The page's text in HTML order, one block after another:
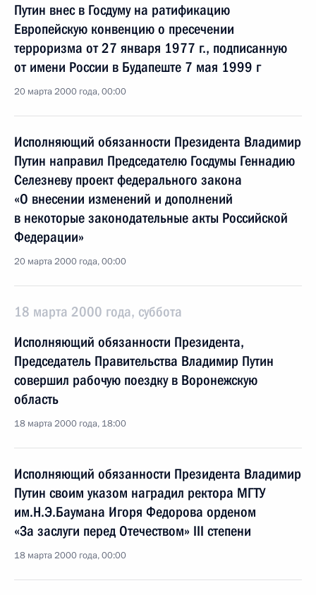
Путин внес в Госдуму на ратификацию
Европейскую конвенцию о пресечении
терроризма от 27 января 1977 г., подписанную
от имени России в Будапеште 7 мая 1999 г
20 марта 2000 года, 00:00
Исполняющий обязанности Президента Владимир
Путин направил Председателю Госдумы Геннадию
Селезневу проект федерального закона
«О внесении изменений и дополнений
в некоторые законодательные акты Российской
Федерации»
20 марта 2000 года, 00:00
18 марта 2000 года, суббота
Исполняющий обязанности Президента,
Председатель Правительства Владимир Путин
совершил рабочую поездку в Воронежскую
область
18 марта 2000 года, 18:00
Исполняющий обязанности Президента Владимир
Путин своим указом наградил ректора МГТУ
им.Н.Э.Баумана Игоря Федорова орденом
«За заслуги перед Отечеством» III степени
18 марта 2000 года, 00:00